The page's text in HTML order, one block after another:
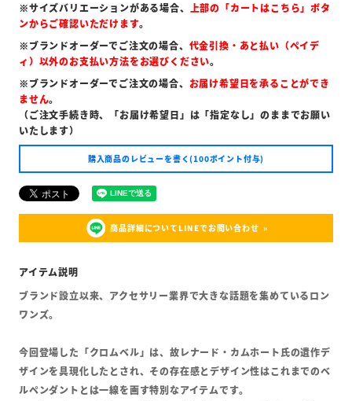
※サイズバリエーションがある場合、 上部の「カートはこちら」ボタ
ンからご確認いただけます。
※ブランドオーダーでご注文の場合、 代金引換・あと払い（ペイデ
ィ）以外のお支払い方法をお選びください。
※ブランドオーダーでご注文の場合、 お届け希望日を承ることができ
ません。
（ご注文手続き時、「お届け希望日」は「指定なし」のままでお願い
いたします）
購入商品のレビューを書く(100ポイント付与)
商品詳細についてLINEでお問い合わせ
ブランド設立以来、アクセサリー業界で大きな話題を集めているロン
ワンズ。
今回登場した「クロムベル」は、故レナード・カムホート氏の遺作デ
ザインを具現化したとされ、その存在感とデザイン性はこれまでのベ
ルペンダントとは一線を画す特別なアイテムです。